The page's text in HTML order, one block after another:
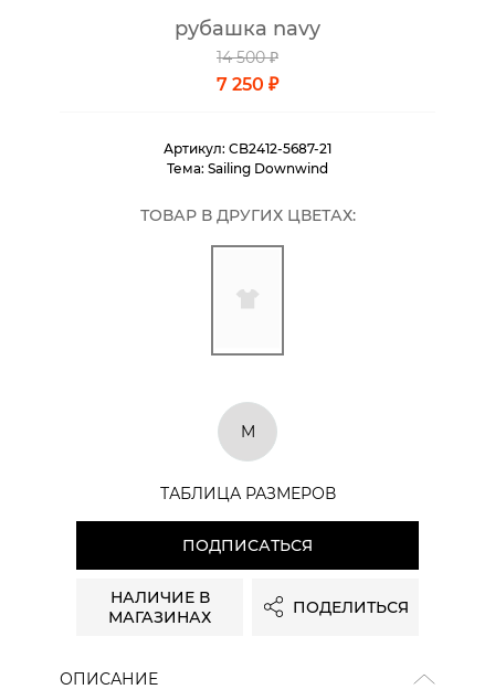
рубашка navy
14 500 ₽
7 250 ₽
Артикул: CB2412-5687-21
Тема: Sailing Downwind
ТОВАР В ДРУГИХ ЦВЕТАХ:
M
ТАБЛИЦА РАЗМЕРОВ
ПОДПИСАТЬСЯ
НАЛИЧИЕ В
МАГАЗИНАХ
ПОДЕЛИТЬСЯ
ОПИСАНИЕ